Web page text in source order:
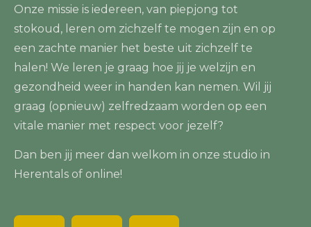
Onze missie is iedereen, van piepjong tot
stokoud, leren om zichzelf te mogen zijn en op
een zachte manier het beste uit zichzelf te
halen! We leren je graag hoe jij je welzijn en
gezondheid weer in handen kan nemen. Wil jij
graag (opnieuw) zelfredzaam worden op een
vitale manier met respect voor jezelf?
Dan ben jij meer dan welkom in onze studio in
Herentals of online!